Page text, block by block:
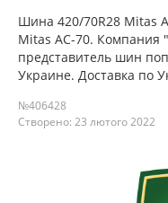
Шина 420/70R28 Mitas
Mitas AC-70.
представитель шин
Украине. Доставка по
№406428
Створено: 23 лютого 2022